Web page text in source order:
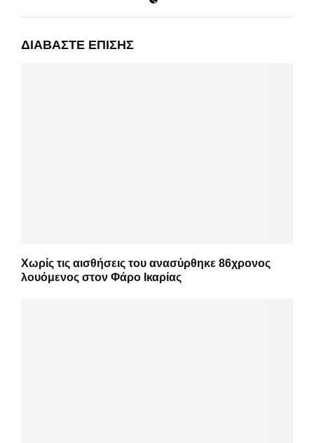
ΔΙΑΒΆΣΤΕ ΕΠΊΣΗΣ
Χωρίς τις αισθήσεις του ανασύρθηκε 86χρονος
λουόμενος στον Φάρο Ικαρίας